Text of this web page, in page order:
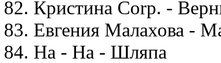
82. Кристина Corp. -
83. Евгения Малахова -
84. На - На - Шляпа